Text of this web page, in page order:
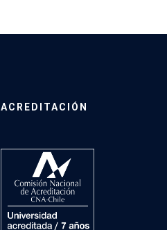
ACREDITACIÓN